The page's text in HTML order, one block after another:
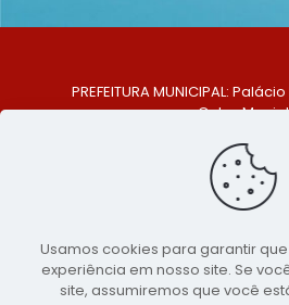
PREFEITURA MUNICIPAL:
Celso Maciel
Centro, São Bento do Una -
TELEFONE: (81)
E-MAIL:
Copyright 2021-2026 -
Prefeitura de São Bento
Usamos cookies para garantir
experiência em nosso site. Se
site, assumiremos que você